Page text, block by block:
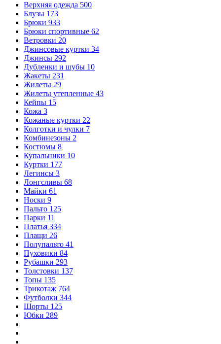
Верхняя одежда 500
Блузы 173
Брюки 933
Брюки спортивные 62
Ветровки 20
Джинсовые куртки 34
Джинсы 292
Дубленки и шубы 10
Жакеты 231
Жилеты 29
Жилеты утепленные 43
Кейпы 15
Кожа 3
Кожаные куртки 22
Колготки и чулки 7
Комбинезоны 2
Костюмы 8
Купальники 10
Куртки 177
Легинсы 3
Лонгсливы 68
Майки 61
Носки 9
Пальто 125
Парки 11
Платья 334
Плащи 26
Полупальто 41
Пуховики 84
Рубашки 293
Толстовки 137
Топы 135
Трикотаж 764
Футболки 344
Шорты 125
Юбки 289